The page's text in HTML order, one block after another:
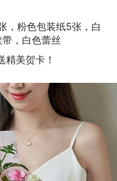
，粉色包装纸5张，白
，白色蕾丝
精美贺卡！